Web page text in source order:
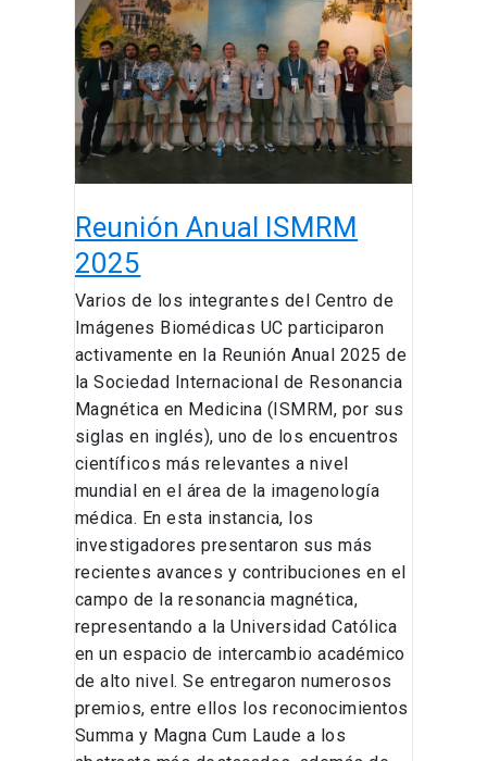
Reunión Anual ISMRM
2025
Varios de los integrantes del Centro de
Imágenes Biomédicas UC participaron
activamente en la Reunión Anual 2025 de
la Sociedad Internacional de Resonancia
Magnética en Medicina (ISMRM, por sus
siglas en inglés), uno de los encuentros
científicos más relevantes a nivel
mundial en el área de la imagenología
médica. En esta instancia, los
investigadores presentaron sus más
recientes avances y contribuciones en el
campo de la resonancia magnética,
representando a la Universidad Católica
en un espacio de intercambio académico
de alto nivel. Se entregaron numerosos
premios, entre ellos los reconocimientos
Summa y Magna Cum Laude a los
ISMRM
2025